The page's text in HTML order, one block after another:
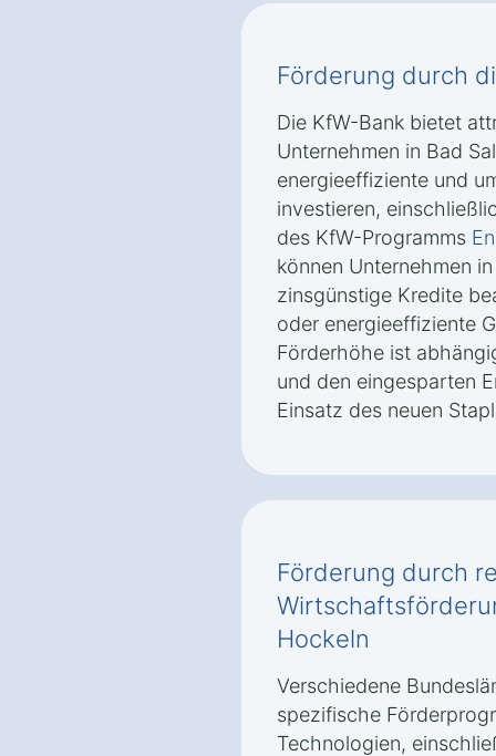
Förderung durch
Die KfW-Bank bietet
Unternehmen in Bad
energieeffiziente und
investieren,
des KfW-Programms
können Unternehmen
zinsgünstige Kredite
oder energieeffiziente
Förderhöhe ist
und den eingesparten
Einsatz des neuen
Förderung durch
Hockeln
Verschiedene
spezifische
Technologien,